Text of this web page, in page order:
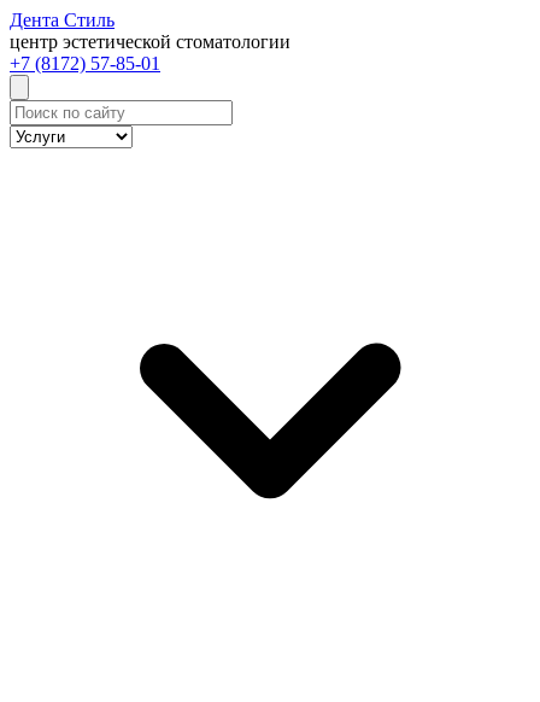
Дента Стиль
центр эстетической стоматологии
+7 (8172) 57-85-01